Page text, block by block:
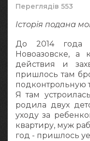
Переглядів 553
Історія подана
До 2014
Новоазовске, а
действия и
пришлось там
подконтрольную
Я там
родила двух
уходу за
квартиру, муж
год - пришлось